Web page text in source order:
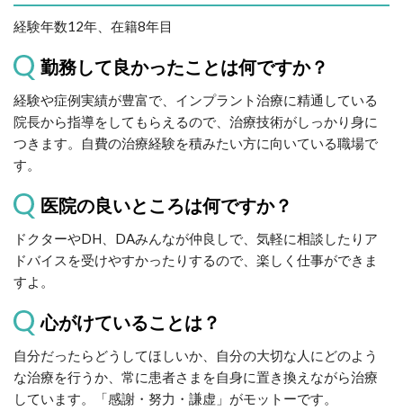
経験年数12年、在籍8年目
勤務して良かったことは何ですか？
経験や症例実績が豊富で、インプラント治療に精通している
院長から指導をしてもらえるので、治療技術がしっかり身に
つきます。自費の治療経験を積みたい方に向いている職場で
す。
医院の良いところは何ですか？
ドクターやDH、DAみんなが仲良しで、気軽に相談したりア
ドバイスを受けやすかったりするので、楽しく仕事ができま
すよ。
心がけていることは？
自分だったらどうしてほしいか、自分の大切な人にどのよう
な治療を行うか、常に患者さまを自身に置き換えながら治療
しています。「感謝・努力・謙虚」がモットーです。